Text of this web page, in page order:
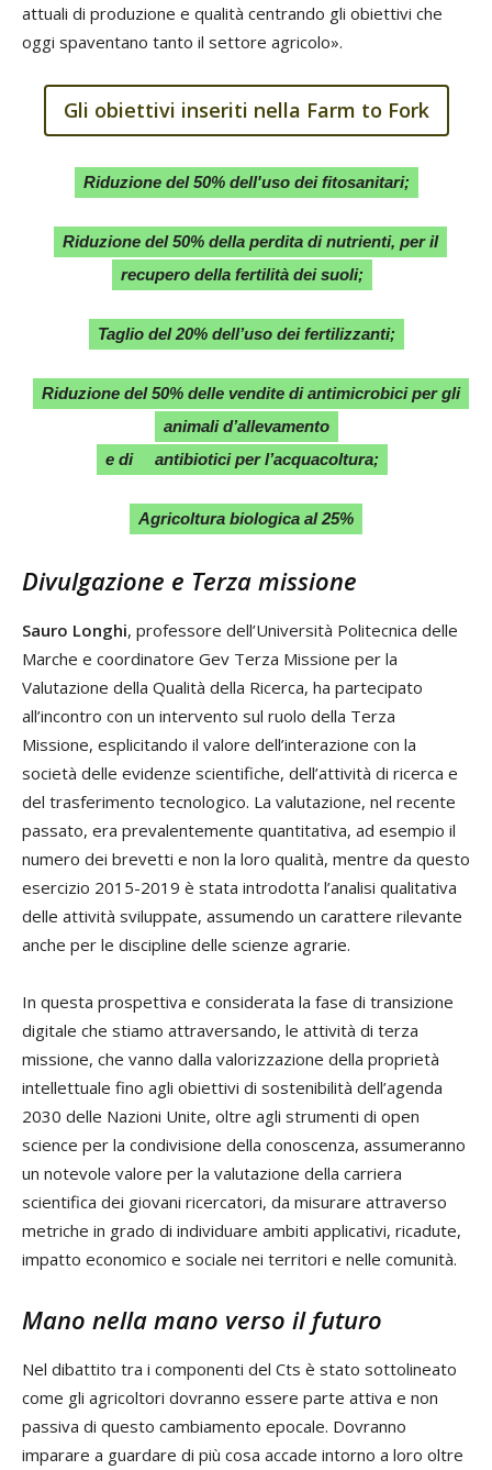
attuali di produzione e qualità centrando gli obiettivi che
oggi spaventano tanto il settore agricolo».
Gli obiettivi inseriti nella Farm to Fork
Riduzione del 50% dell'uso dei fitosanitari;
Riduzione del 50% della perdita di nutrienti, per il
recupero della fertilità dei suoli;
Taglio del 20% dell’uso dei fertilizzanti;
Riduzione del 50% delle vendite di antimicrobici per gli
animali d’allevamento
e di
antibiotici per l’acquacoltura;
Agricoltura biologica al 25%
Divulgazione e Terza missione
Sauro Longhi, professore dell’Università Politecnica delle
Marche e coordinatore Gev Terza Missione per la
Valutazione della Qualità della Ricerca, ha partecipato
all’incontro con un intervento sul ruolo della Terza
Missione, esplicitando il valore dell’interazione con la
società delle evidenze scientifiche, dell’attività di ricerca e
del trasferimento tecnologico. La valutazione, nel recente
passato, era prevalentemente quantitativa, ad esempio il
numero dei brevetti e non la loro qualità, mentre da questo
esercizio 2015-2019 è stata introdotta l’analisi qualitativa
delle attività sviluppate, assumendo un carattere rilevante
anche per le discipline delle scienze agrarie.
In questa prospettiva e considerata la fase di transizione
digitale che stiamo attraversando, le attività di terza
missione, che vanno dalla valorizzazione della proprietà
intellettuale fino agli obiettivi di sostenibilità dell’agenda
2030 delle Nazioni Unite, oltre agli strumenti di open
science per la condivisione della conoscenza, assumeranno
un notevole valore per la valutazione della carriera
scientifica dei giovani ricercatori, da misurare attraverso
metriche in grado di individuare ambiti applicativi, ricadute,
impatto economico e sociale nei territori e nelle comunità.
Mano nella mano verso il futuro
Nel dibattito tra i componenti del Cts è stato sottolineato
come gli agricoltori dovranno essere parte attiva e non
passiva di questo cambiamento epocale. Dovranno
imparare a guardare di più cosa accade intorno a loro oltre